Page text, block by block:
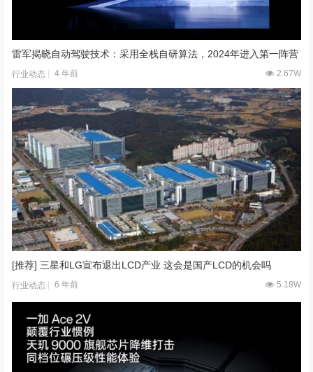
雷军揭晓自动驾驶技术：采用全栈自研算法，2024年进入第一阵营
行业动态 4 年前 2.67W
[推荐] 三星和LG宣布退出LCD产业 这会是国产LCD的机会吗
行业动态 6 年前 5.18W